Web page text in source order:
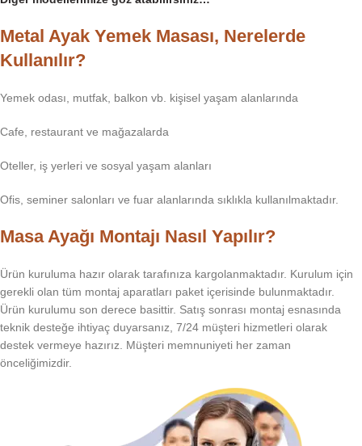
Metal Ayak Yemek Masası, Nerelerde
Kullanılır?
Yemek odası, mutfak, balkon vb. kişisel yaşam alanlarında
Cafe, restaurant ve mağazalarda
Oteller, iş yerleri ve sosyal yaşam alanları
Ofis, seminer salonları ve fuar alanlarında sıklıkla kullanılmaktadır.
Masa Ayağı Montajı Nasıl Yapılır?
Ürün kuruluma hazır olarak tarafınıza kargolanmaktadır. Kurulum için
gerekli olan tüm montaj aparatları paket içerisinde bulunmaktadır.
Ürün kurulumu son derece basittir. Satış sonrası montaj esnasında
teknik desteğe ihtiyaç duyarsanız, 7/24 müşteri hizmetleri olarak
destek vermeye hazırız. Müşteri memnuniyeti her zaman
önceliğimizdir.